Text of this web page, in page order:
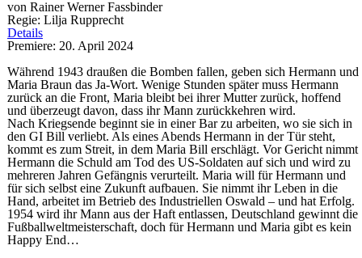
von Rainer Werner Fassbinder
Regie: Lilja Rupprecht
Details
Premiere: 20. April 2024
Während 1943 draußen die Bomben fallen, geben sich Hermann und
Maria Braun das Ja-Wort. Wenige Stunden später muss Hermann
zurück an die Front, Maria bleibt bei ihrer Mutter zurück, hoffend
und überzeugt davon, dass ihr Mann zurückkehren wird.
Nach Kriegsende beginnt sie in einer Bar zu arbeiten, wo sie sich in
den GI Bill verliebt. Als eines Abends Hermann in der Tür steht,
kommt es zum Streit, in dem Maria Bill erschlägt. Vor Gericht nimmt
Hermann die Schuld am Tod des US-Soldaten auf sich und wird zu
mehreren Jahren Gefängnis verurteilt. Maria will für Hermann und
für sich selbst eine Zukunft aufbauen. Sie nimmt ihr Leben in die
Hand, arbeitet im Betrieb des Industriellen Oswald – und hat Erfolg.
1954 wird ihr Mann aus der Haft entlassen, Deutschland gewinnt die
Fußballweltmeisterschaft, doch für Hermann und Maria gibt es kein
Happy End…